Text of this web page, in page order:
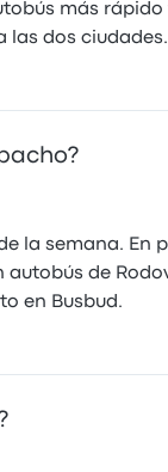
más
las dos ciudades.
la semana. En
de
en Busbud.